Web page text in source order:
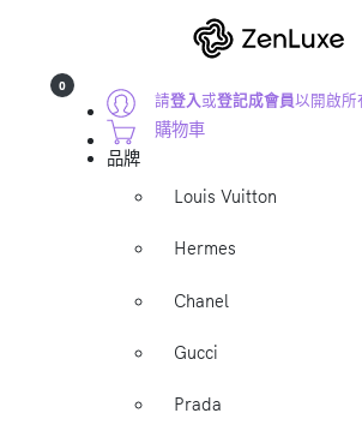
請登入或登記成會員以開啟所
0
購物車
品牌
Louis Vuitton
Hermes
Chanel
Gucci
Prada